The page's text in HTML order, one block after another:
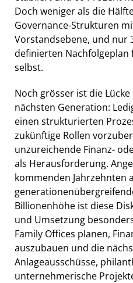
Doch weniger als die
Governance-Strukturen
Vorstandsebene, und nur
definierten Nachfolgeplan
selbst.
Noch grösser ist die
nächsten Generation:
einen strukturierten
zukünftige Rollen
unzureichende Finanz-
als Herausforderung.
kommenden Jahrzehnten
Billionenhöhe ist diese
und Umsetzung
Family Offices planen,
auszubauen und die
Anlageausschüsse,
unternehmerische